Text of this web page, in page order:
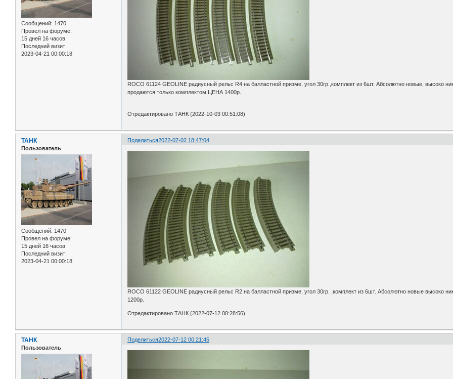
Сообщений: 1470
Провел на форуме:
15 дней 16 часов
Последний визит:
2023-04-21 00:00:18
ROCO 61124 GEOLINE радиусный рельс R4 на балластной призме, угол 30гр.,комплект из 6шт. Абсолютно новые, высоко
продаются только комплектом ЦЕНА 1400р.
Отредактировано ТАНК (2022-10-03 00:51:08)
Поделиться2022-07-02 18:47:04
ТАНК
Пользователь
Сообщений: 1470
Провел на форуме:
15 дней 16 часов
Последний визит:
2023-04-21 00:00:18
ROCO 61122 GEOLINE радиусный рельс R2 на балластной призме, угол 30гр. ,комплект из 6шт. Абсолютно новые высоко
1200р.
Отредактировано ТАНК (2022-07-12 00:28:56)
Поделиться2022-07-12 00:21:45
ТАНК
Пользователь